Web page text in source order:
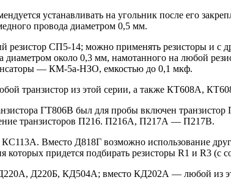
устанавливать на угольник после его
провода диаметром 0,5 мм.
резистор СП5-14; можно применять резисторы и
диаметром около 0,3 мм, намотанного на любой
— КМ-5а-НЗО, емкостью до 0,1 мкф.
транзистор из этой серии, а также КТ608А,
ГТ806В был для пробы включен
транзисторов П216. П216А, П217А — П217В.
Вместо Д818Г возможно использование
которых придется подбирать резисторы R1 и R3
Д220Б, КД504А; вместо КД202А — любой из